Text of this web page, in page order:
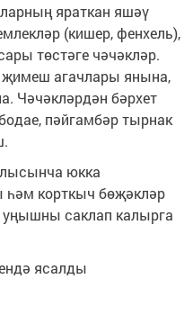
яраткан яшәү
(кишер, фенхель),
төстәге чәчәкләр.
җимеш агачлары янына,
Чәчәкләрдән бәрхет
пәйгамбәр тырнак
юкка
корткыч бөҗәкләр
саклап калырга
ясалды